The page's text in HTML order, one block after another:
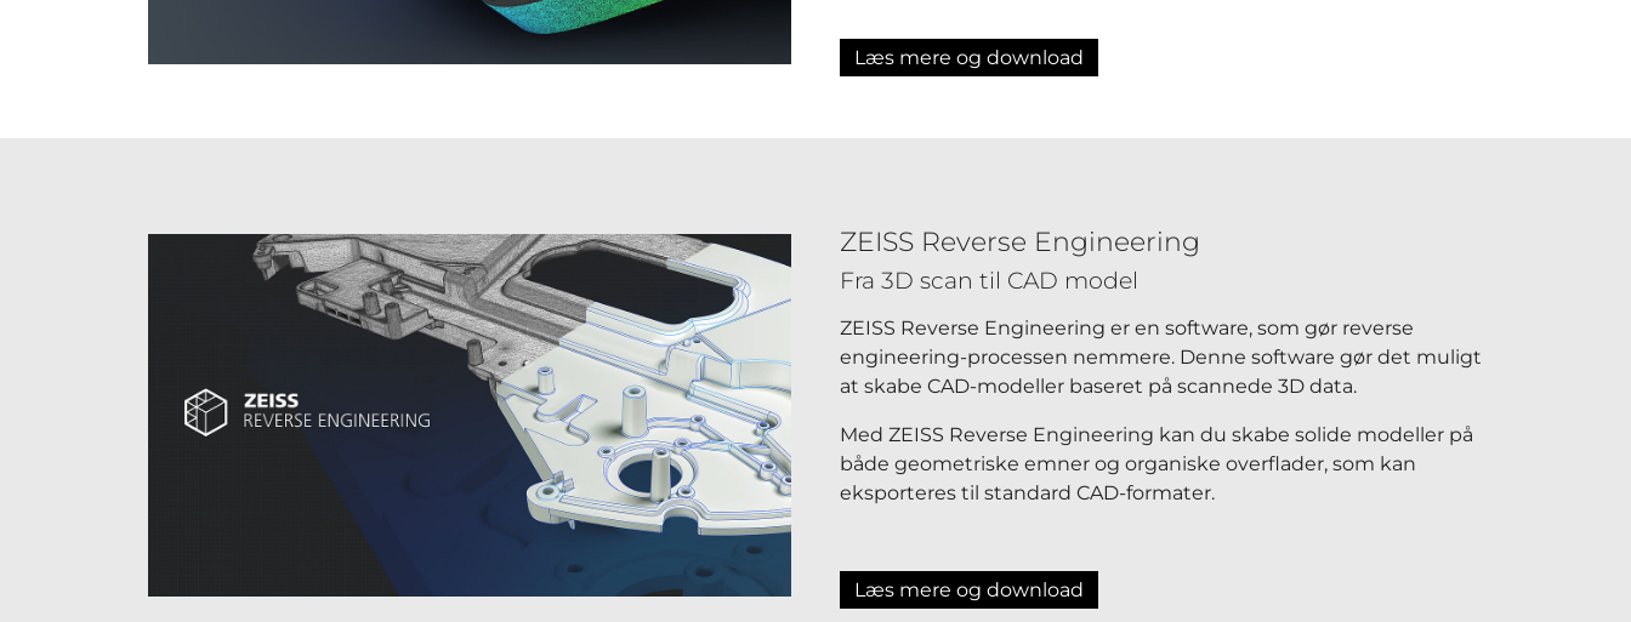
Læs mere og download
ZEISS Reverse Engineering
Fra 3D scan til CAD model
ZEISS Reverse Engineering er en software, som gør reverse
engineering-processen nemmere. Denne software gør det muligt
at skabe CAD-modeller baseret på scannede 3D data.
Med ZEISS Reverse Engineering kan du skabe solide modeller på
både geometriske emner og organiske overflader, som kan
eksporteres til standard CAD-formater.
Læs mere og download